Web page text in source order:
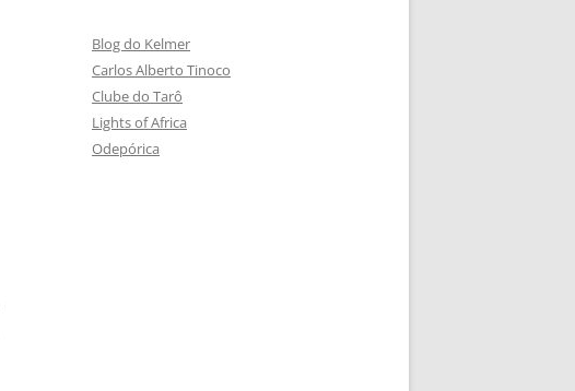
Blog do Kelmer
Carlos Alberto Tinoco
Clube do Tarô
Lights of Africa
Odepórica